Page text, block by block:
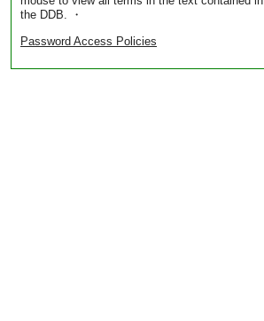
the DDB. ・
Password Access Policies